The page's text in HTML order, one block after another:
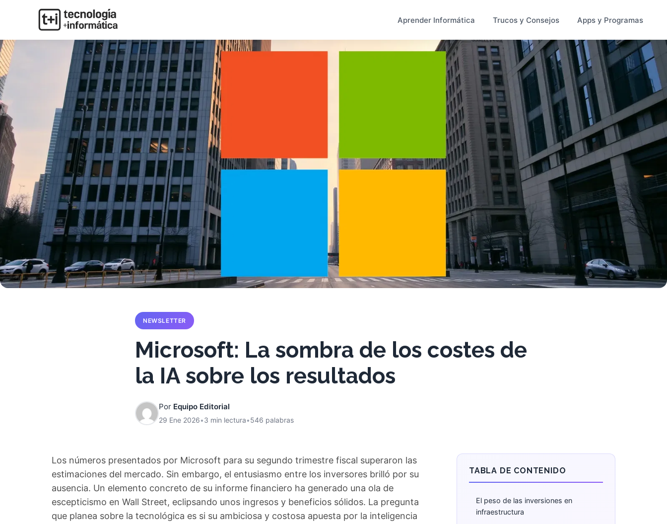
Aprender Informática Trucos y Consejos Apps y Programas
NEWSLETTER
Microsoft: La sombra de los costes de
la IA sobre los resultados
Por Equipo Editorial
29 Ene 2026•3 min lectura•546 palabras
Los números presentados por Microsoft para su segundo trimestre fiscal superaron las
estimaciones del mercado. Sin embargo, el entusiasmo entre los inversores brilló por su
ausencia. Un elemento concreto de su informe financiero ha generado una ola de
escepticismo en Wall Street, eclipsando unos ingresos y beneficios sólidos. La pregunta
que planea sobre la tecnológica es si su ambiciosa y costosa apuesta por la inteligencia
TABLA DE CONTENIDO
El peso de las inversiones en
infraestructura